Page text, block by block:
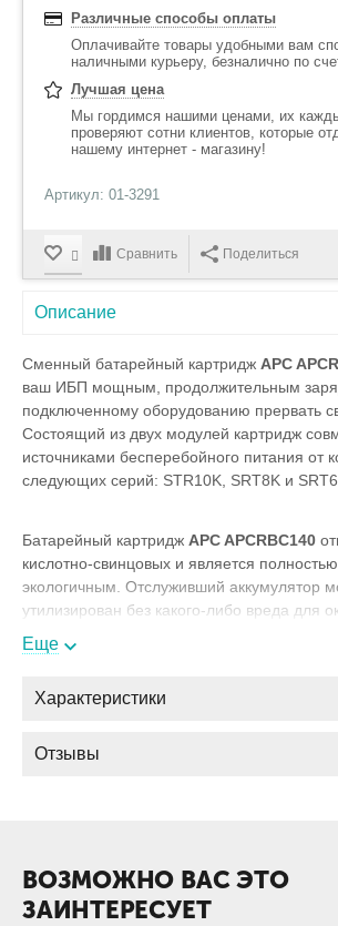
Различные способы оплаты
Оплачивайте товары удобными вам
наличными курьеру, безналично по
Лучшая цена
Мы гордимся нашими ценами, их
проверяют сотни клиентов, которые
нашему интернет - магазину!
Артикул: 01-3291
Сравнить Поделиться
Описание
Сменный батарейный картридж APC
ваш ИБП мощным, продолжительным
подключенному оборудованию прервать
Состоящий из двух модулей картридж
источниками бесперебойного питания от
следующих серий: STR10K, SRT8K и
Батарейный картридж APC APCRBC140
кислотно-свинцовых и является
экологичным. Отслуживший аккумулятор
утилизирован без какого-либо вреда для
APC APCRBC140включает в себя два
картриджа производится в считанные
оборудования, аккумуляторы могут
«горячей замены»
Еще
Характеристики
Отзывы
ВОЗМОЖНО ВАС ЭТО
ЗАИНТЕРЕСУЕТ